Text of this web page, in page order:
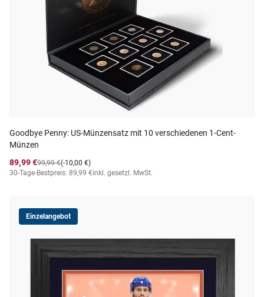
Goodbye Penny: US-Münzensatz mit 10 verschiedenen 1-Cent-
Münzen
89,99 €
(-10,00 €)
99,99 €
30-Tage-Bestpreis: 89,99 €inkl. gesetzl. MwSt.
Einzelangebot